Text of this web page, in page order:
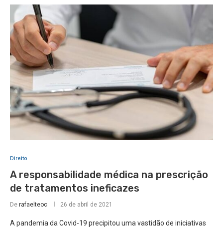
Direito
A responsabilidade médica na prescrição
de tratamentos ineficazes
De rafaelteoc 26 de abril de 2021
A pandemia da Covid-19 precipitou uma vastidão de iniciativas